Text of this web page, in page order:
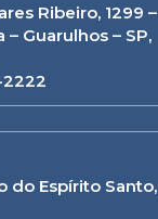
Ribeiro, 1299 –
Guarulhos – SP,
2222
do Espírito Santo,